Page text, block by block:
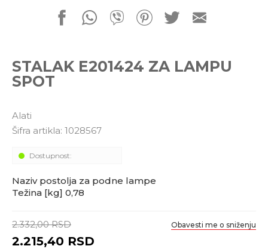
STALAK E201424 ZA LAMPU
SPOT
Alati
Šifra artikla: 1028567
Dostupnost:
Naziv postolja za podne lampe
Težina [kg] 0,78
2.332,00 RSD
2.215,40 RSD
Obavesti me o sniženju
Pišite nam
office@kitcommerce.rs